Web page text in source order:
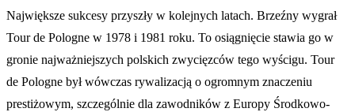
Największe sukcesy przyszły w kolejnych latach. Brzeźny wygrał
Tour de Pologne w 1978 i 1981 roku. To osiągnięcie stawia go w
gronie najważniejszych polskich zwycięzców tego wyścigu. Tour
de Pologne był wówczas rywalizacją o ogromnym znaczeniu
prestiżowym, szczególnie dla zawodników z Europy Środkowo-